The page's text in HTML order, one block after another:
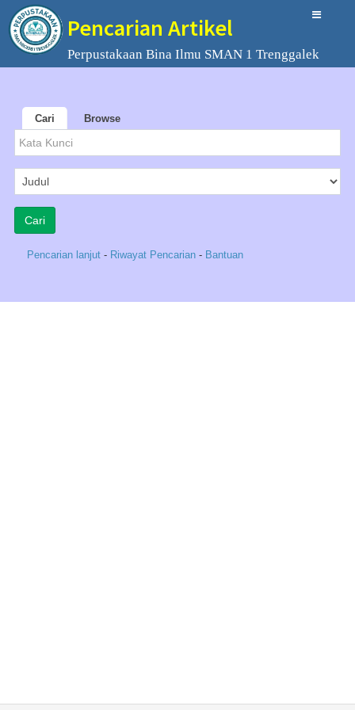
Pencarian Artikel
Perpustakaan Bina Ilmu SMAN 1 Trenggalek
Cari Browse
Pencarian lanjut - Riwayat Pencarian - Bantuan